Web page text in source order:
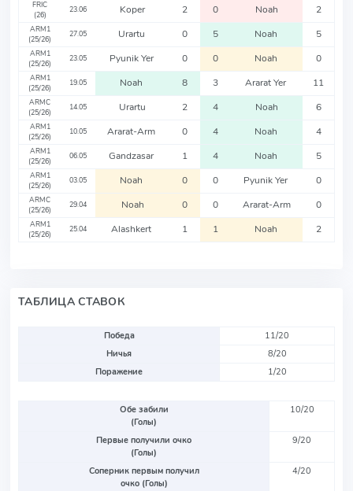
FRIC
(26)
23.06 Koper 2 0 Noah 2
ARM1
(25/26)
27.05 Urartu 0 5 Noah 5
ARM1
(25/26)
23.05 Pyunik Yer 0 0 Noah 0
ARM1
(25/26)
19.05 Noah 8 3 Ararat Yer 11
ARMC
(25/26)
14.05 Urartu 2 4 Noah 6
ARM1
(25/26)
10.05 Ararat-Arm 0 4 Noah 4
ARM1
(25/26)
06.05 Gandzasar 1 4 Noah 5
ARM1
(25/26)
03.05 Noah 0 0 Pyunik Yer 0
ARMC
(25/26)
29.04 Noah 0 0 Ararat-Arm 0
ARM1
(25/26)
25.04 Alashkert 1 1 Noah 2
ТАБЛИЦА СТАВОК
Победа
11/20
Ничья
8/20
Поражение
1/20
Обе забили
(Голы)
10/20
Первые получили очко
(Голы)
9/20
Соперник первым получил
очко (Голы)
4/20